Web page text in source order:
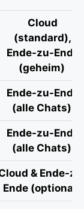
Cloud
(standard),
Ende-zu-Ende
(geheim)
Ende-zu-Ende
(alle Chats)
Ende-zu-Ende
(alle Chats)
& Ende-
Ende (optional)